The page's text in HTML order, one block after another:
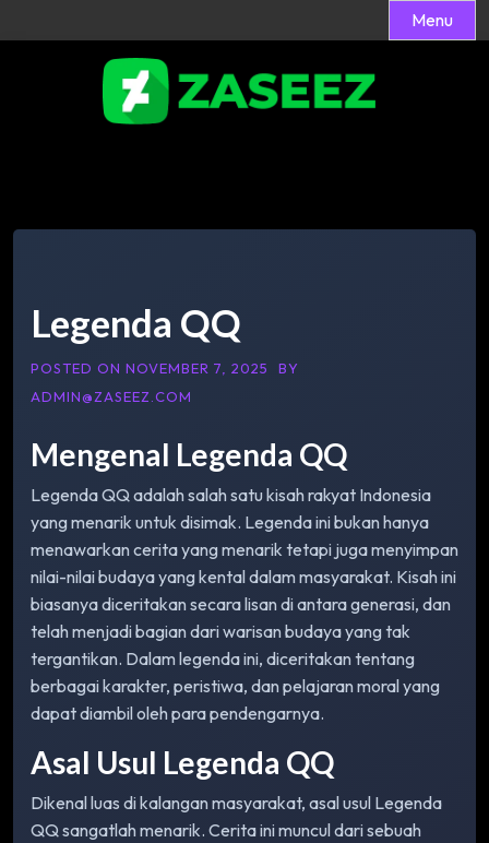
Menu
Legenda QQ
POSTED ON NOVEMBER 7, 2025
BY
ADMIN@ZASEEZ.COM
Mengenal Legenda QQ
Legenda QQ adalah salah satu kisah rakyat Indonesia
yang menarik untuk disimak. Legenda ini bukan hanya
menawarkan cerita yang menarik tetapi juga menyimpan
nilai-nilai budaya yang kental dalam masyarakat. Kisah ini
biasanya diceritakan secara lisan di antara generasi, dan
telah menjadi bagian dari warisan budaya yang tak
tergantikan. Dalam legenda ini, diceritakan tentang
berbagai karakter, peristiwa, dan pelajaran moral yang
dapat diambil oleh para pendengarnya.
Asal Usul Legenda QQ
Dikenal luas di kalangan masyarakat, asal usul Legenda
QQ sangatlah menarik. Cerita ini muncul dari sebuah